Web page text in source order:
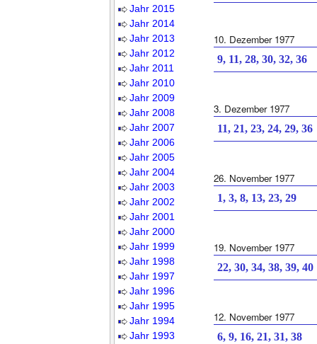
Jahr 2015
Jahr 2014
Jahr 2013
Jahr 2012
Jahr 2011
Jahr 2010
Jahr 2009
Jahr 2008
Jahr 2007
Jahr 2006
Jahr 2005
Jahr 2004
Jahr 2003
Jahr 2002
Jahr 2001
Jahr 2000
Jahr 1999
Jahr 1998
Jahr 1997
Jahr 1996
Jahr 1995
Jahr 1994
Jahr 1993
10. Dezember 1977
9, 11, 28, 30, 32, 36
3. Dezember 1977
11, 21, 23, 24, 29, 36
26. November 1977
1, 3, 8, 13, 23, 29
19. November 1977
22, 30, 34, 38, 39, 40
12. November 1977
6, 9, 16, 21, 31, 38